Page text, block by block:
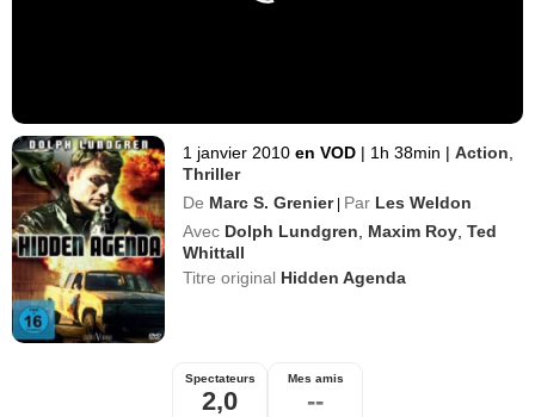
1 janvier 2010 en VOD | 1h 38min | Action
Thriller
De Marc S. Grenier | Par Les Weldon
Avec Dolph Lundgren Maxim Roy ,Ted
Whittall
Titre original Hidden Agenda
Spectateurs
2,0
Mes amis
--